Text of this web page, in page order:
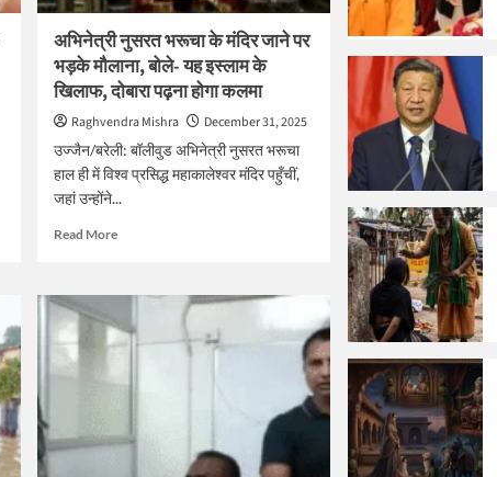
अभिनेत्री नुसरत भरूचा के मंदिर जाने पर
भड़के मौलाना, बोले- यह इस्लाम के
खिलाफ, दोबारा पढ़ना होगा कलमा
Raghvendra Mishra
December 31, 2025
उज्जैन/बरेली: बॉलीवुड अभिनेत्री नुसरत भरूचा
हाल ही में विश्व प्रसिद्ध महाकालेश्वर मंदिर पहुँचीं,
जहां उन्होंने...
Read MoreRead
अभिनेत्री
भरूचा
भड़के